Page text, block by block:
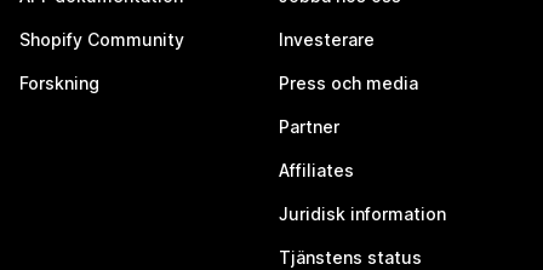
Shopify Community
Forskning
Investerare
Press och media
Partner
Affiliates
Juridisk information
Tjänstens status